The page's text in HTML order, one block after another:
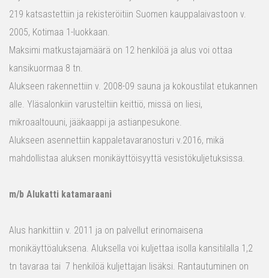
219 katsastettiin ja rekisteröitiin Suomen kauppalaivastoon v.
2005, Kotimaa 1-luokkaan.
Maksimi matkustajamäärä on 12 henkilöä ja alus voi ottaa
kansikuormaa 8 tn.
Alukseen rakennettiin v. 2008-09 sauna ja kokoustilat etukannen
alle. Yläsalonkiin varusteltiin keittiö, missä on liesi,
mikroaaltouuni, jääkaappi ja astianpesukone.
Alukseen asennettiin kappaletavaranosturi v.2016, mikä
mahdollistaa aluksen monikäyttöisyyttä vesistökuljetuksissa.
m/b Alukatti katamaraani
Alus hankittiin v. 2011 ja on palvellut erinomaisena
monikäyttöaluksena. Aluksella voi kuljettaa isolla kansitilalla 1,2
tn tavaraa tai 7 henkilöä kuljettajan lisäksi. Rantautuminen on